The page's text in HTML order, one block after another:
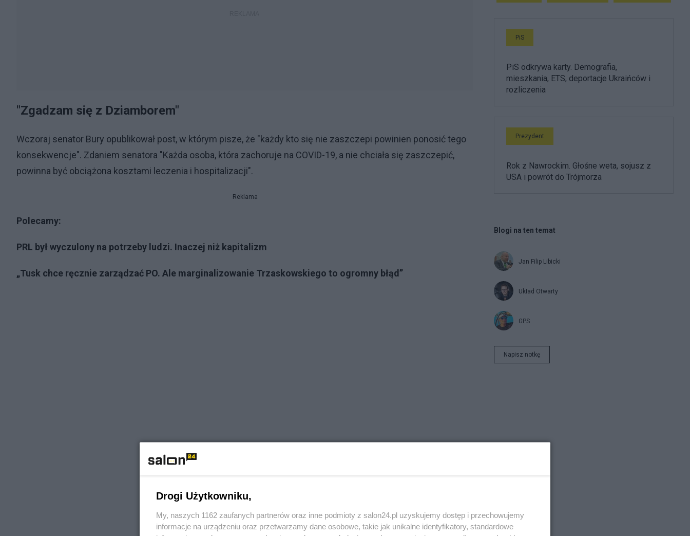
"Zgadzam się z Dziamborem"
Wczoraj senator Bury opublikował post, w którym pisze, że "każdy kto się nie zaszczepi powinien ponosić tego
konsekwencje". Zdaniem senatora "Każda osoba, która zachoruje na COVID-19, a nie chciała się zaszczepić,
powinna być obciążona kosztami leczenia i hospitalizacji".
Reklama
Polecamy:
PRL był wyczulony na potrzeby ludzi. Inaczej niż kapitalizm
„Tusk chce ręcznie zarządzać PO. Ale marginalizowanie Trzaskowskiego to ogromny błąd”
PiS
PiS odkrywa karty. Demografia,
mieszkania, ETS, deportacje Ukraińców i
rozliczenia
Prezydent
Rok z Nawrockim. Głośne weta, sojusz z
USA i powrót do Trójmorza
Blogi na ten temat
Jan Filip Libicki
Układ Otwarty
GPS
Napisz notkę
Drogi Użytkowniku,
My, naszych 1162 zaufanych partnerów oraz inne podmioty z salon24.pl uzyskujemy dostęp i przechowujemy
informacje na urządzeniu oraz przetwarzamy dane osobowe, takie jak unikalne identyfikatory, standardowe